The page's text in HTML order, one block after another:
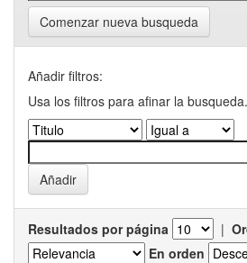
Comenzar nueva busqueda
Añadir filtros:
Usa los filtros para afinar la busqueda.
Resultados por página |
En orden